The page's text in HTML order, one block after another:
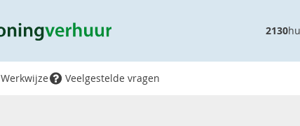
2130
Werkwijze Veelgestelde vragen